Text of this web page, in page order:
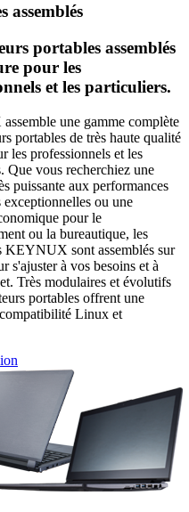
assemblés
portables assemblés
pour les
et les particuliers.
une gamme complète
portables de très haute qualité
les professionnels et les
Que vous recherchiez une
puissante aux performances
exceptionnelles ou une
pour le
ou la bureautique, les
KEYNUX sont assemblés sur
s'ajuster à vos besoins et à
Très modulaires et évolutifs
portables offrent une
Linux et